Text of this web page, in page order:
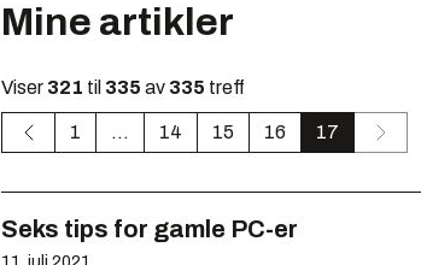
Mine artikler
Viser 321 til 335 av 335 treff
1 ... 14 15 16 17
Seks tips for gamle PC-er